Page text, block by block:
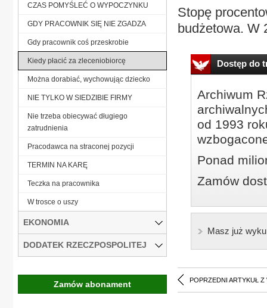
Stopę
budżetowa. W
Dostęp do
Archiwum
od 1993
Ponad
Zamów
Masz już
POPRZEDNI ARTYKUŁ Z
CZAS POMYŚLEĆ O WYPOCZYNKU
GDY PRACOWNIK SIĘ NIE ZGADZA
Gdy pracownik coś przeskrobie
Kiedy płacić za zleceniobiorcę
Można dorabiać, wychowując dziecko
NIE TYLKO W SIEDZIBIE FIRMY
Nie trzeba obiecywać długiego
zatrudnienia
Pracodawca na straconej pozycji
TERMIN NA KARĘ
Teczka na pracownika
W trosce o uszy
EKONOMIA
DODATEK RZECZPOSPOLITEJ
Zamów abonament